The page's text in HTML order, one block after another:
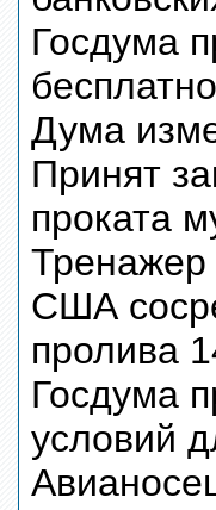
Госдума
Дума
Принят
проката
Тренажер
США
пролива
Госдума
условий